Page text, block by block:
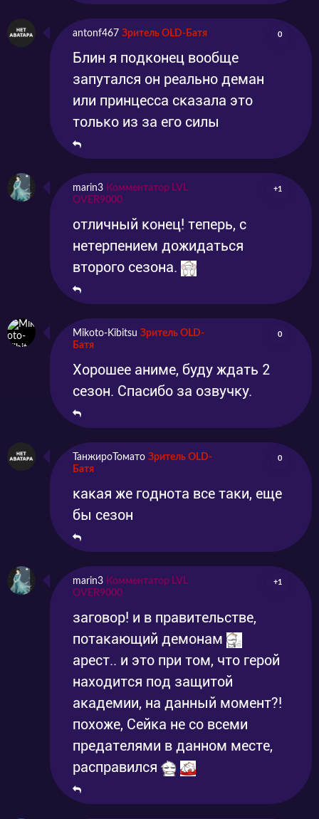
antonf467 Зритель OLD-Батя 0
Блин я подконец вообще
запутался он реально деман
или принцесса сказала это
только из за его силы
marin3 Комментатор LVL
OVER9000
+1
отличный конец! теперь, с
нетерпением дожидаться
второго сезона.
Mikoto-Kibitsu Зритель OLD-
Батя
0
Хорошее аниме, буду ждать 2
сезон. Спасибо за озвучку.
ТанжироТомато Зритель OLD-
Батя
0
какая же годнота все таки, еще
бы сезон
marin3 Комментатор LVL
OVER9000
+1
заговор! и в правительстве,
потакающий демонам
арест.. и это при том, что герой
находится под защитой
академии, на данный момент?!
похоже, Сейка не со всеми
предателями в данном месте,
расправился